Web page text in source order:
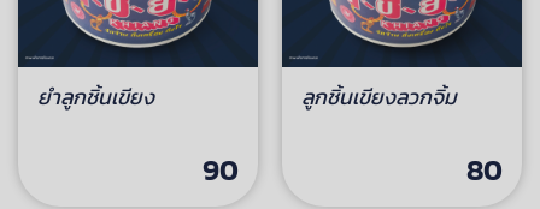
ยำลูกชิ้นเขียง
90
ลูกชิ้นเขียงลวกจิ้ม
80